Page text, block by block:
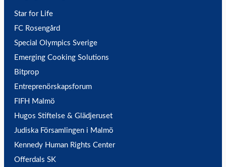
Star for Life
FC Rosengård
Special Olympics Sverige
Emerging Cooking Solutions
Bitprop
Entreprenörskapsforum
FIFH Malmö
Hugos Stiftelse & Glädjeruset
Judiska Församlingen i Malmö
Kennedy Human Rights Center
Offerdals SK